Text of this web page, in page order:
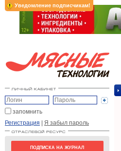
Уведомление подписчикам!
запомнить
Регистрация | Я забыл пароль
ПОДПИСКА НА ЖУРНАЛ